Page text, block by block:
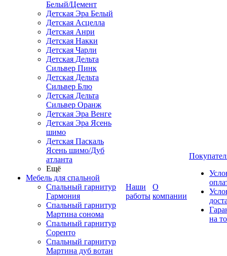
Белый/Цемент
Детская Эра Белый
Детская Асцелла
Детская Анри
Детская Накки
Детская Чарли
Детская Дельта
Сильвер Пинк
Детская Дельта
Сильвер Блю
Детская Дельта
Сильвер Оранж
Детская Эра Венге
Детская Эра Ясень
шимо
Детская Паскаль
Ясень шимо/Дуб
атланта
Ещё
Мебель для спальной
Спальный гарнитур
Гармония
Спальный гарнитур
Мартина сонома
Спальный гарнитур
Соренто
Спальный гарнитур
Мартина дуб вотан
Наши
работы
О
компании
на